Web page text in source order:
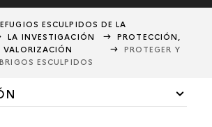
ESCULPIDOS DE LA
LA INVESTIGACIÓN
PROTECCIÓN,
VALORIZACIÓN
PROTEGER Y
ESCULPIDOS